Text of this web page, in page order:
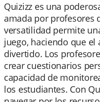
Quizizz es una
amada por profesores
versatilidad permite
juego, haciendo que el
divertido. Los
crear cuestionarios
capacidad de
los estudiantes. Con